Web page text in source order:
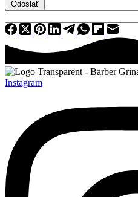
Odoslať
Instagram